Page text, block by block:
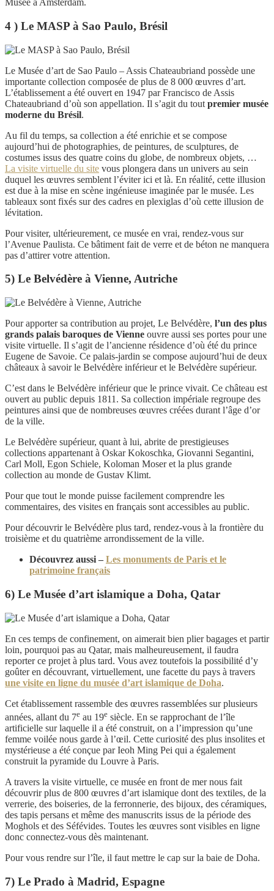
Musée à Amsterdam.
4 ) Le MASP à Sao Paulo, Brésil
Le Musée d’art de Sao Paulo – Assis Chateaubriand possède une
importante collection composée de plus de 8 000 œuvres d’art.
L’établissement a été ouvert en 1947 par Francisco de Assis
Chateaubriand d’où son appellation. Il s’agit du tout premier musée
moderne du Brésil.
Au fil du temps, sa collection a été enrichie et se compose
aujourd’hui de photographies, de peintures, de sculptures, de
costumes issus des quatre coins du globe, de nombreux objets, …
La visite virtuelle du site vous plongera dans un univers au sein
duquel les œuvres semblent l’éviter ici et là. En réalité, cette illusion
est due à la mise en scène ingénieuse imaginée par le musée. Les
tableaux sont fixés sur des cadres en plexiglas d’où cette illusion de
lévitation.
Pour visiter, ultérieurement, ce musée en vrai, rendez-vous sur
l’Avenue Paulista. Ce bâtiment fait de verre et de béton ne manquera
pas d’attirer votre attention.
5) Le Belvédère à Vienne, Autriche
Pour apporter sa contribution au projet, Le Belvédère, l’un des plus
grands palais baroques de Vienne ouvre aussi ses portes pour une
visite virtuelle. Il s’agit de l’ancienne résidence d’où été du prince
Eugene de Savoie. Ce palais-jardin se compose aujourd’hui de deux
châteaux à savoir le Belvédère inférieur et le Belvédère supérieur.
C’est dans le Belvédère inférieur que le prince vivait. Ce château est
ouvert au public depuis 1811. Sa collection impériale regroupe des
peintures ainsi que de nombreuses œuvres créées durant l’âge d’or
de la ville.
Le Belvédère supérieur, quant à lui, abrite de prestigieuses
collections appartenant à Oskar Kokoschka, Giovanni Segantini,
Carl Moll, Egon Schiele, Koloman Moser et la plus grande
collection au monde de Gustav Klimt.
Pour que tout le monde puisse facilement comprendre les
commentaires, des visites en français sont accessibles au public.
Pour découvrir le Belvédère plus tard, rendez-vous à la frontière du
troisième et du quatrième arrondissement de la ville.
Découvrez aussi – Les monuments de Paris et le
patrimoine français
6) Le Musée d’art islamique a Doha, Qatar
En ces temps de confinement, on aimerait bien plier bagages et partir
loin, pourquoi pas au Qatar, mais malheureusement, il faudra
reporter ce projet à plus tard. Vous avez toutefois la possibilité d’y
goûter en découvrant, virtuellement, une facette du pays à travers
une visite en ligne du musée d’art islamique de Doha.
Cet établissement rassemble des œuvres rassemblées sur plusieurs
années, allant du 7e au 19e siècle. En se rapprochant de l’île
artificielle sur laquelle il a été construit, on a l’impression qu’une
femme voilée nous garde à l’œil. Cette curiosité des plus insolites et
mystérieuse a été conçue par Ieoh Ming Pei qui a également
construit la pyramide du Louvre à Paris.
A travers la visite virtuelle, ce musée en front de mer nous fait
découvrir plus de 800 œuvres d’art islamique dont des textiles, de la
verrerie, des boiseries, de la ferronnerie, des bijoux, des céramiques,
des tapis persans et même des manuscrits issus de la période des
Moghols et des Séfévides. Toutes les œuvres sont visibles en ligne
donc connectez-vous dès maintenant.
Pour vous rendre sur l’île, il faut mettre le cap sur la baie de Doha.
7) Le Prado à Madrid, Espagne